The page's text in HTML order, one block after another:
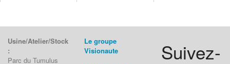
Usine/Atelier/Stock
:
Parc du Tumulus
Le groupe
Visionaute
Suivez-